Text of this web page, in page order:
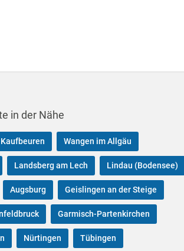
in der Nähe
Kaufbeuren Wangen im Allgäu
Landsberg am Lech Lindau (Bodensee)
Augsburg Geislingen an der Steige
Garmisch-Partenkirchen
Nürtingen Tübingen